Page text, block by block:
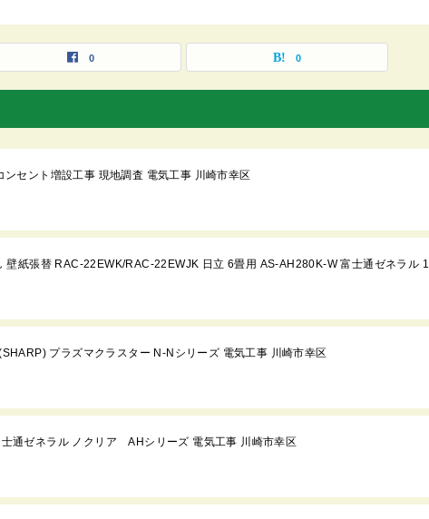
0 0
セント増設工事 現地調査 電気工事 川崎市幸区
壁紙張替 RAC-22EWK/RAC-22EWJK 日立 6畳用 AS-AH280K-W 富士通ゼネラル
プラズマクラスター N-Nシリーズ 電気工事 川崎市幸区
通ゼネラル ノクリア AHシリーズ 電気工事 川崎市幸区